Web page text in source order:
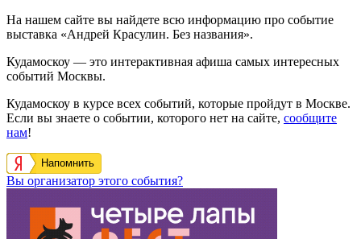
На нашем сайте вы найдете всю информацию про событие
выставка «Андрей Красулин. Без названия».
Кудамоскоу — это интерактивная афиша самых интересных
событий Москвы.
Кудамоскоу в курсе всех событий, которые пройдут в Москве.
Если вы знаете о событии, которого нет на сайте, сообщите
нам!
Напомнить
Вы организатор этого события?